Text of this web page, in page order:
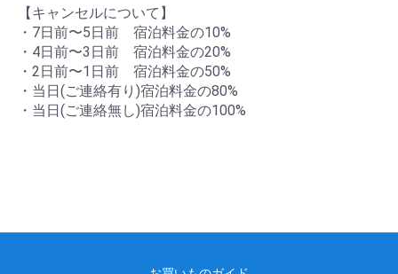
【キャンセルについて】
・7日前〜5日前 宿泊料金の10%
・4日前〜3日前 宿泊料金の20%
・2日前〜1日前 宿泊料金の50%
・当日(ご連絡有り)宿泊料金の80%
・当日(ご連絡無し)宿泊料金の100%